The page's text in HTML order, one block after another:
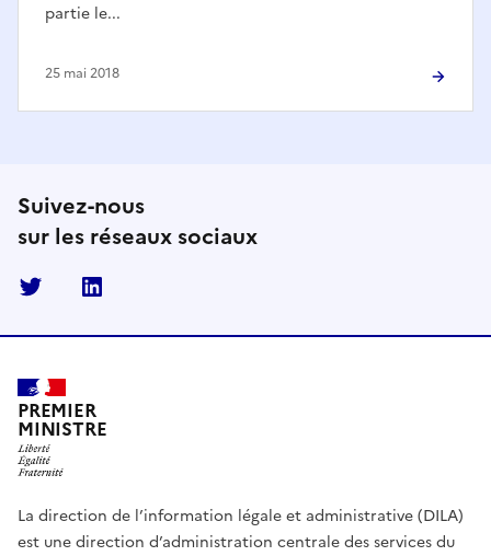
partie le...
25 mai 2018
Suivez-nous
sur les réseaux sociaux
Twitter
PREMIER
MINISTRE
La direction de l’information légale et administrative (DILA)
est une direction d’administration centrale des services du